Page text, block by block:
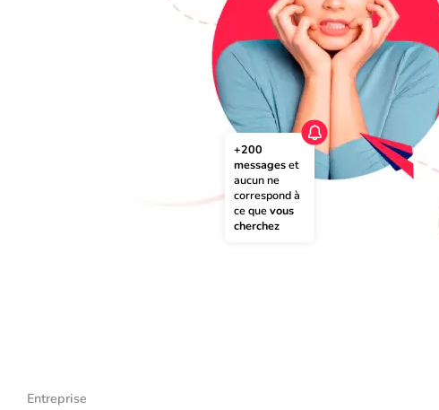
+200
messages et
aucun ne
correspond à
ce que vous
cherchez
Entreprise